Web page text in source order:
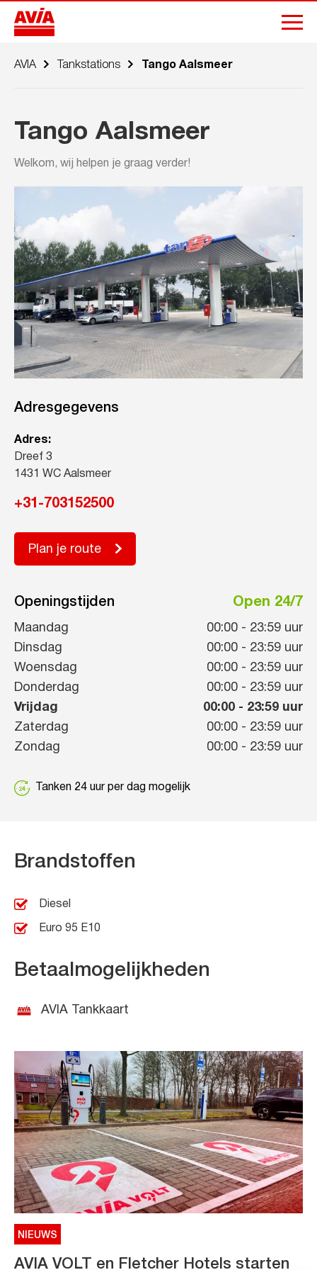
AVIA Tankstations Tango Aalsmeer
Tango Aalsmeer
Welkom, wij helpen je graag verder!
Adresgegevens
Adres:
Dreef 3
1431 WC Aalsmeer
+31-703152500
Plan je route
Openingstijden Open 24/7
Maandag 00:00 - 23:59 uur
Dinsdag
00:00 - 23:59 uur
Woensdag
00:00 - 23:59 uur
Donderdag
00:00 - 23:59 uur
Vrijdag
00:00 - 23:59 uur
Zaterdag
00:00 - 23:59 uur
Zondag
00:00 - 23:59 uur
Tanken 24 uur per dag mogelijk
Brandstoffen
Diesel
Euro 95 E10
Betaalmogelijkheden
AVIA Tankkaart
NIEUWS
AVIA VOLT en Fletcher Hotels starten